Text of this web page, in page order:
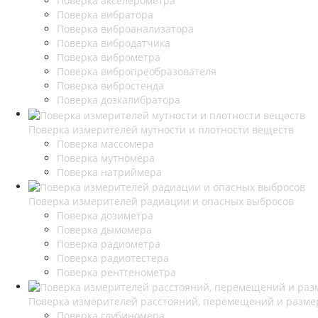
Поверка вибратора
Поверка виброанализатора
Поверка вибродатчика
Поверка виброметра
Поверка вибропреобразователя
Поверка вибростенда
Поверка дозкалибратора
Поверка измерителей мутности и плотности веществ
Поверка массомера
Поверка мутномера
Поверка натриймера
Поверка измерителей радиации и опасных выбросов
Поверка дозиметра
Поверка дымомера
Поверка радиометра
Поверка радиотестера
Поверка рентгенометра
Поверка измерителей расстояний, перемещений и